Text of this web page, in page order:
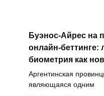
Буэнос-Айрес на
онлайн-беттинге:
биометрия как
Аргентинская
являющаяся одним